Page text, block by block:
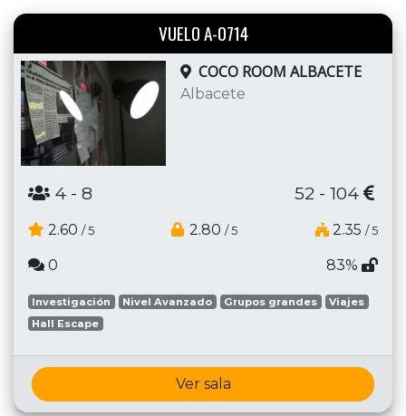
VUELO A-0714
COCO ROOM ALBACETE
Albacete
4 - 8 52 - 104
2.60 / 5 2.80 / 5 2.35 / 5
0 83%
Investigación Nivel Avanzado Grupos grandes
Viajes
Hall Escape
Ver sala